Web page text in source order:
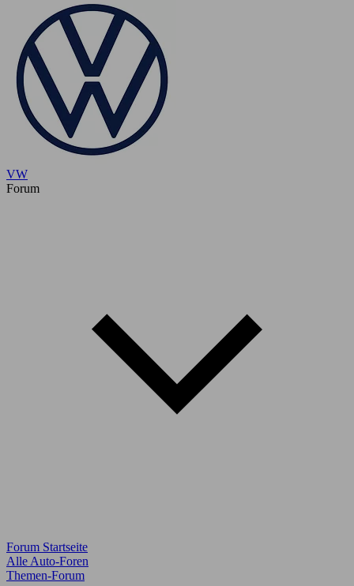
VW
Forum
Forum Startseite
Alle Auto-Foren
Themen-Forum